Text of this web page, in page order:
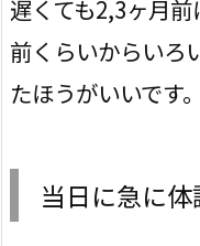
遅くても2,3ヶ月
前くらいからいろ
たほうがいいです。
当日に急に